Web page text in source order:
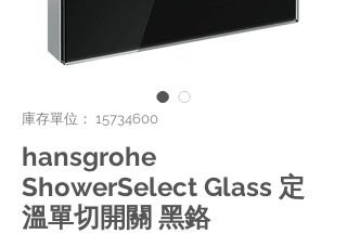
庫存單位： 15734600
hansgrohe
ShowerSelect Glass 定
溫單切開關 黑鉻